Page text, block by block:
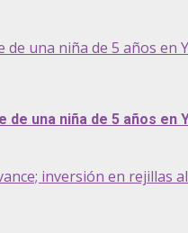
una niña de 5 años en
una niña de 5 años en
inversión en rejillas